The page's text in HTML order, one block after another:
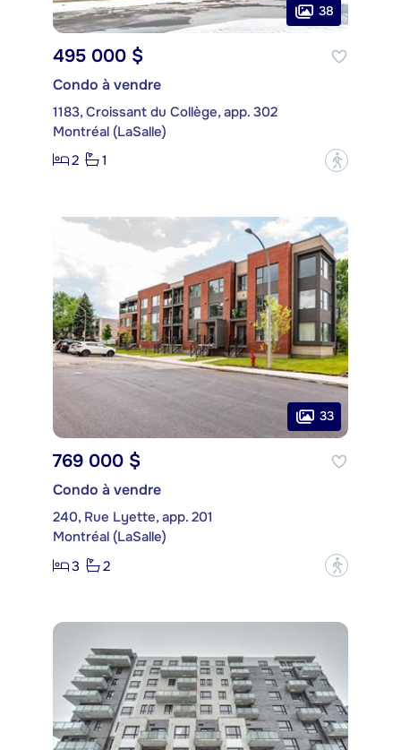
38
495 000 $
Condo à vendre
1183, Croissant du Collège, app. 302
Montréal (LaSalle)
2
1 ?
33
769 000 $
Condo à vendre
240, Rue Lyette, app. 201
Montréal (LaSalle)
3
2 ?